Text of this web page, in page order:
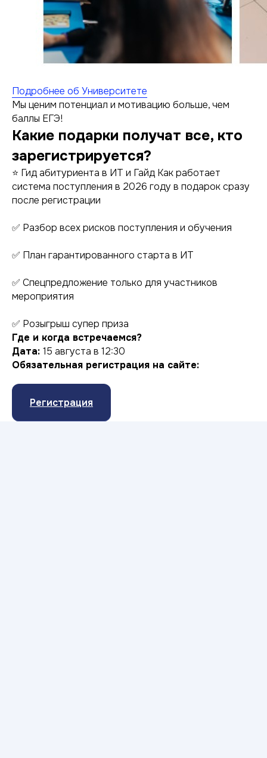
Подробнее об Университете
Мы ценим потенциал и мотивацию больше, чем
баллы ЕГЭ!
Какие подарки получат все, кто
зарегистрируется?
⭐ Гид абитуриента в ИТ и Гайд Как работает
система поступления в 2026 году в подарок сразу
после регистрации
✅ Разбор всех рисков поступления и обучения
✅ План гарантированного старта в ИТ
✅ Спецпредложение только для участников
мероприятия
✅ Розыгрыш супер приза
Где и когда встречаемся?
Дата: 15 августа в 12:30
Обязательная регистрация на сайте:
Регистрация